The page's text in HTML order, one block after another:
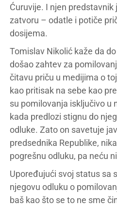
Ćuruvije. I njen predstavnik
zatvoru – odatle i potiče
dosijema.
Tomislav Nikolić kaže da
došao zahtev za
čitavu priču u medijima o
kao pritisak na sebe kao
su pomilovanja isključivo u
kada predlozi stignu do
odluke. Zato on savetuje
predsednika Republike,
pogrešnu odluku, pa neću
Upoređujući svoj status sa
njegovu odluku o
baš kao što se to ne sme